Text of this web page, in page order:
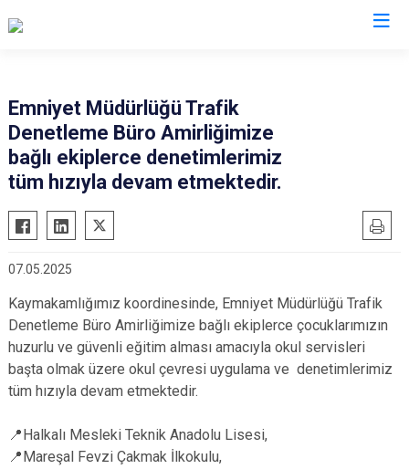
Adalar
Avcılar
Bahçelievler
Beşiktaş
Beykoz
Beyoğlu
Büyükçekmece
Çatalca
Esenler
Fatih
Gaziosmanpaşa
Küçükçekmece
Maltepe
Pendik
Sarıyer
Şile
Silivri
Ataşehir
Başakşehir
Beylikdüzü
Emniyet Müdürlüğü Trafik
Denetleme Büro Amirliğimize
bağlı ekiplerce denetimlerimiz
tüm hızıyla devam etmektedir.
07.05.2025
Kaymakamlığımız koordinesinde, Emniyet Müdürlüğü Trafik
Denetleme Büro Amirliğimize bağlı ekiplerce çocuklarımızın
huzurlu ve güvenli eğitim alması amacıyla okul servisleri
başta olmak üzere okul çevresi uygulama ve denetimlerimiz
tüm hızıyla devam etmektedir.
📍Halkalı Mesleki Teknik Anadolu Lisesi,
📍Mareşal Fevzi Çakmak İlkokulu,